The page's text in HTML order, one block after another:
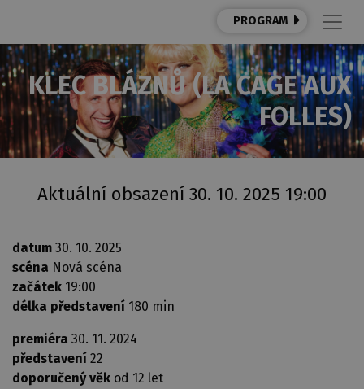
PROGRAM
KLEC BLÁZNŮ (LA CAGE AUX
FOLLES)
Aktuální obsazení 30. 10. 2025 19:00
datum 30. 10. 2025
scéna Nová scéna
začátek 19:00
délka představení 180 min
premiéra 30. 11. 2024
představení 22
doporučený věk od 12 let